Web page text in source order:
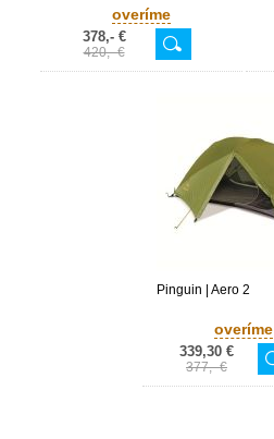
overíme
378,- €
420,- €
Pinguin | Aero 2
overíme
339,30 €
377,- €